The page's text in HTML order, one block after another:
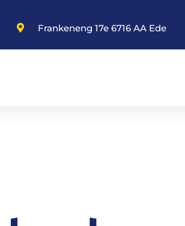
Frankeneng 17e 6716 AA Ede